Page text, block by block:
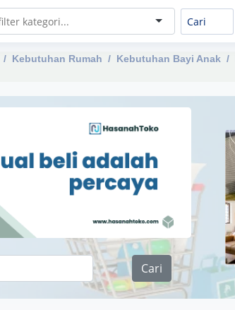
Kebutuhan Rumah Kebutuhan Bayi Anak
Cari